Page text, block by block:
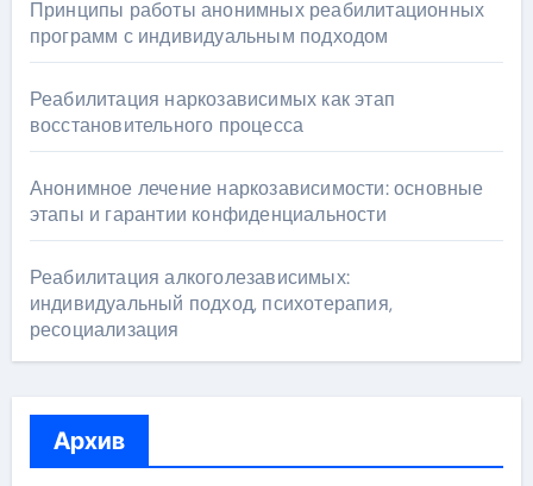
Принципы работы анонимных реабилитационных
программ с индивидуальным подходом
Реабилитация наркозависимых как этап
восстановительного процесса
Анонимное лечение наркозависимости: основные
этапы и гарантии конфиденциальности
Реабилитация алкоголезависимых:
индивидуальный подход, психотерапия,
ресоциализация
Архив